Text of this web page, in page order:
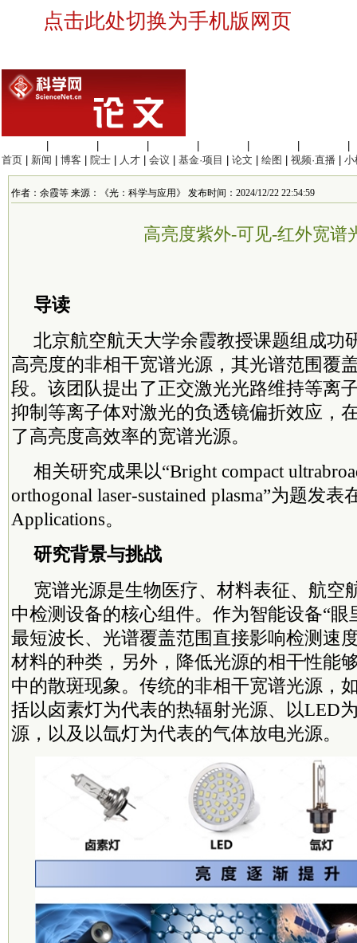
点击此处切换为手机版网页
首页
新闻 博客 院士 人才 会议 基金·项目 论文 绘图 视频·直播 小
作者：余霞等 来源：《光：科学与应用》 发布时间：2024/12/22 22:54:59
高亮度紫外-可见-红外宽谱
导读
北京航空航天大学余霞教授课题组成功
高亮度的非相干宽谱光源，其光谱范围覆
段。该团队提出了正交激光光路维持等离
抑制等离子体对激光的负透镜偏折效应，
了高亮度高效率的宽谱光源。
相关研究成果以“Bright compact
orthogonal laser-sustained plasma”为题发表
Applications。
研究背景与挑战
宽谱光源是生物医疗、材料表征、航空
中检测设备的核心组件。作为智能设备“眼
最短波长、光谱覆盖范围直接影响检测速
材料的种类，另外，降低光源的相干性能
中的散斑现象。传统的非相干宽谱光源，
括以卤素灯为代表的热辐射光源、以LED
源，以及以氙灯为代表的气体放电光源。